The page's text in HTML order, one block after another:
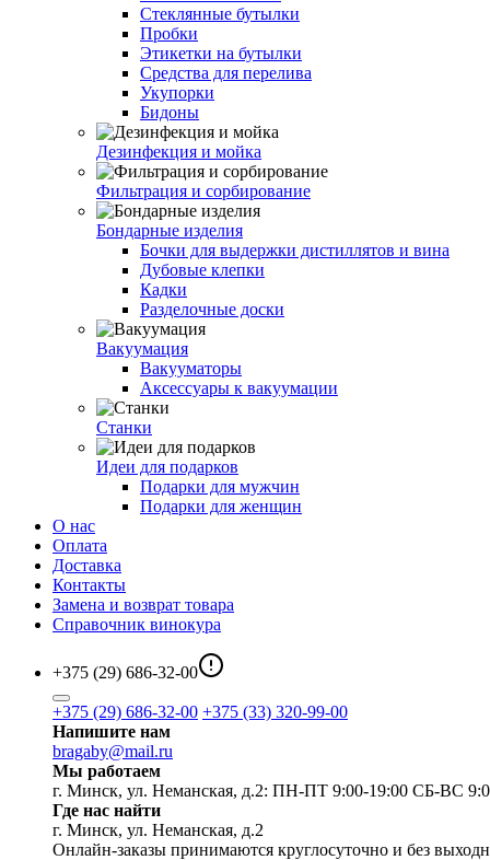
Стеклянные бутылки
Пробки
Этикетки на бутылки
Средства для перелива
Укупорки
Бидоны
Дезинфекция и мойка
Фильтрация и сорбирование
Бондарные изделия
Бочки для выдержки дистиллятов и вина
Дубовые клепки
Кадки
Разделочные доски
Вакуумация
Вакууматоры
Аксессуары к вакуумации
Станки
Идеи для подарков
Подарки для мужчин
Подарки для женщин
О нас
Оплата
Доставка
Контакты
Замена и возврат товара
Справочник винокура
+375 (29) 686-32-00
+375 (29) 686-32-00 +375 (33) 320-99-00
Напишите нам
bragaby@mail.ru
Мы работаем
г. Минск, ул. Неманская, д.2: ПН-ПТ 9:00-19:00 СБ-ВС
Где нас найти
г. Минск, ул. Неманская, д.2
Онлайн-заказы принимаются круглосуточно и без